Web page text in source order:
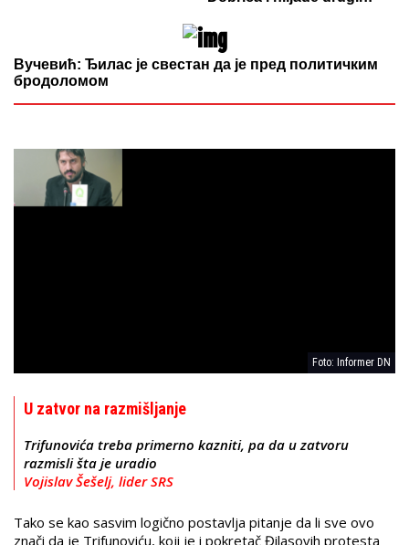
Вучевић: Ђилас је свестан да је пред политичким
бродоломом
Foto: Informer DN
U zatvor na razmišljanje
Trifunovića treba primerno kazniti, pa da u zatvoru
razmisli šta je uradio
Vojislav Šešelj, lider SRS
Tako se kao sasvim logično postavlja pitanje da li sve ovo
znači da je Trifunoviću, koji je i pokretač Đilasovih protesta